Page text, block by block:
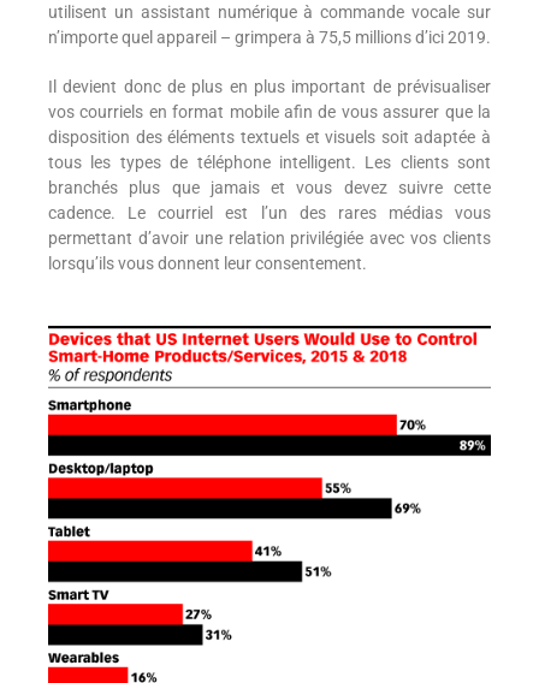
utilisent un assistant numérique à commande vocale sur
n’importe quel appareil – grimpera à 75,5 millions d’ici 2019.
Il devient donc de plus en plus important de prévisualiser
vos courriels en format mobile afin de vous assurer que la
disposition des éléments textuels et visuels soit adaptée à
tous les types de téléphone intelligent. Les clients sont
branchés plus que jamais et vous devez suivre cette
cadence. Le courriel est l’un des rares médias vous
permettant d’avoir une relation privilégiée avec vos clients
lorsqu’ils vous donnent leur consentement.